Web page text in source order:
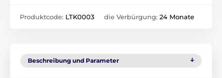
Produktcode: LTK0003 die Verbürgung: 24 Monate
Beschreibung und Parameter